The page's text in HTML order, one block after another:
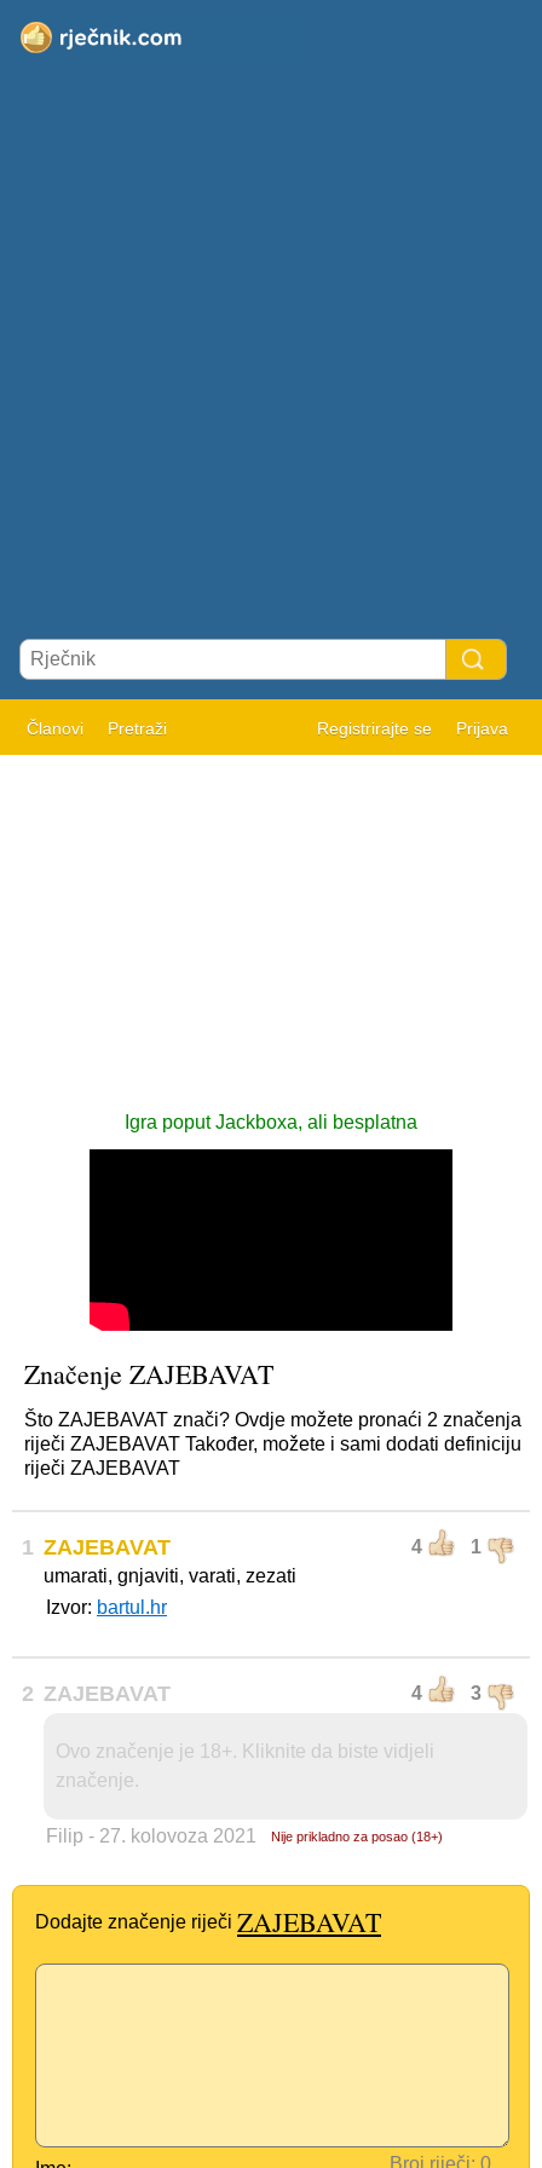
Članovi Pretraži Registrirajte se Prijava
Igra poput Jackboxa, ali besplatna
Značenje ZAJEBAVAT
Što ZAJEBAVAT znači? Ovdje možete pronaći 2 značenja
riječi ZAJEBAVAT Također, možete i sami dodati definiciju
riječi ZAJEBAVAT
1 4 1
ZAJEBAVAT
umarati, gnjaviti, varati, zezati
Izvor: bartul.hr
2 4 3
ZAJEBAVAT
Ovo značenje je 18+. Kliknite da biste vidjeli
značenje.
Filip - 27. kolovoza 2021 Nije prikladno za posao (18+)
Dodajte značenje riječi ZAJEBAVAT
Broj riječi: